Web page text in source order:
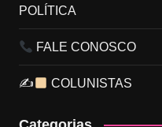
POLÍTICA
FALE CONOSCO
✍ COLUNISTAS